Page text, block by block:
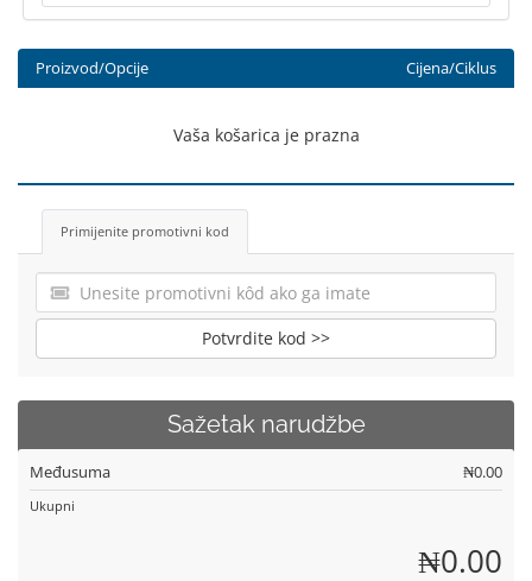
Proizvod/Opcije Cijena/Ciklus
Vaša košarica je prazna
Primijenite promotivni kod
Potvrdite kod >>
Sažetak narudžbe
Međusuma ₦0.00
Ukupni
₦0.00